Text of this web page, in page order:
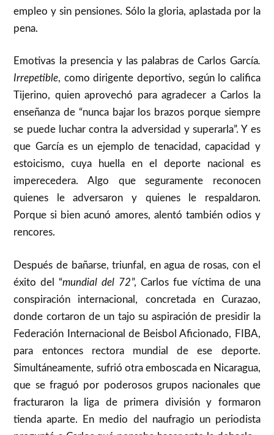
empleo y sin pensiones. Sólo la gloria, aplastada por la
pena.
Emotivas la presencia y las palabras de Carlos García.
Irrepetible, como dirigente deportivo, según lo califica
Tijerino, quien aprovechó para agradecer a Carlos la
enseñanza de “nunca bajar los brazos porque siempre
se puede luchar contra la adversidad y superarla”. Y es
que García es un ejemplo de tenacidad, capacidad y
estoicismo, cuya huella en el deporte nacional es
imperecedera. Algo que seguramente reconocen
quienes le adversaron y quienes le respaldaron.
Porque si bien acunó amores, alentó también odios y
rencores.
Después de bañarse, triunfal, en agua de rosas, con el
éxito del “mundial del 72”, Carlos fue víctima de una
conspiración internacional, concretada en Curazao,
donde cortaron de un tajo su aspiración de presidir la
Federación Internacional de Beisbol Aficionado, FIBA,
para entonces rectora mundial de ese deporte.
Simultáneamente, sufrió otra emboscada en Nicaragua,
que se fraguó por poderosos grupos nacionales que
fracturaron la liga de primera división y formaron
tienda aparte. En medio del naufragio un periodista